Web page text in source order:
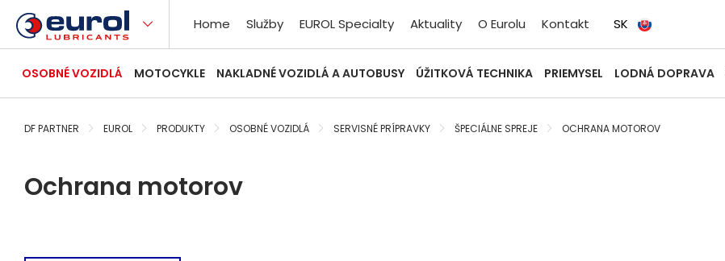
Home Služby EUROL Specialty Aktuality O Eurolu Kontakt SK
OSOBNÉ VOZIDLÁ MOTOCYKLE NAKLADNÉ VOZIDLÁ A AUTOBUSY ÚŽITKOVÁ TECHNIKA PRIEMYSEL LODNÁ DOPRAVA
DF PARTNER EUROL PRODUKTY OSOBNÉ VOZIDLÁ SERVISNÉ PRÍPRAVKY ŠPECIÁLNE SPREJE OCHRANA MOTOROV
Ochrana motorov